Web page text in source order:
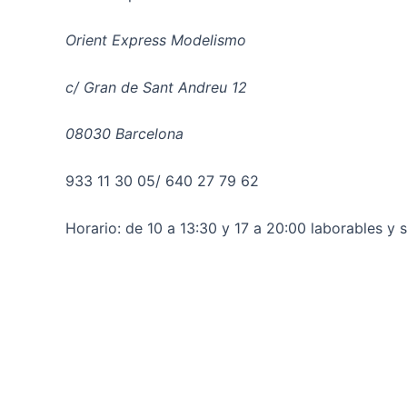
Orient Express Modelismo
c/ Gran de Sant Andreu 12
08030 Barcelona
933 11 30 05/ 640 27 79 62
Horario: de 10 a 13:30 y 17 a 20:00 laborables y